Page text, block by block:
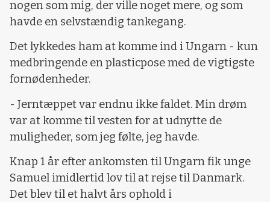
nogen som mig, der ville noget mere, og som
havde en selvstændig tankegang.
Det lykkedes ham at komme ind i Ungarn - kun
medbringende en plasticpose med de vigtigste
fornødenheder.
- Jerntæppet var endnu ikke faldet. Min drøm
var at komme til vesten for at udnytte de
muligheder, som jeg følte, jeg havde.
Knap 1 år efter ankomsten til Ungarn fik unge
Samuel imidlertid lov til at rejse til Danmark.
Det blev til et halvt års ophold i